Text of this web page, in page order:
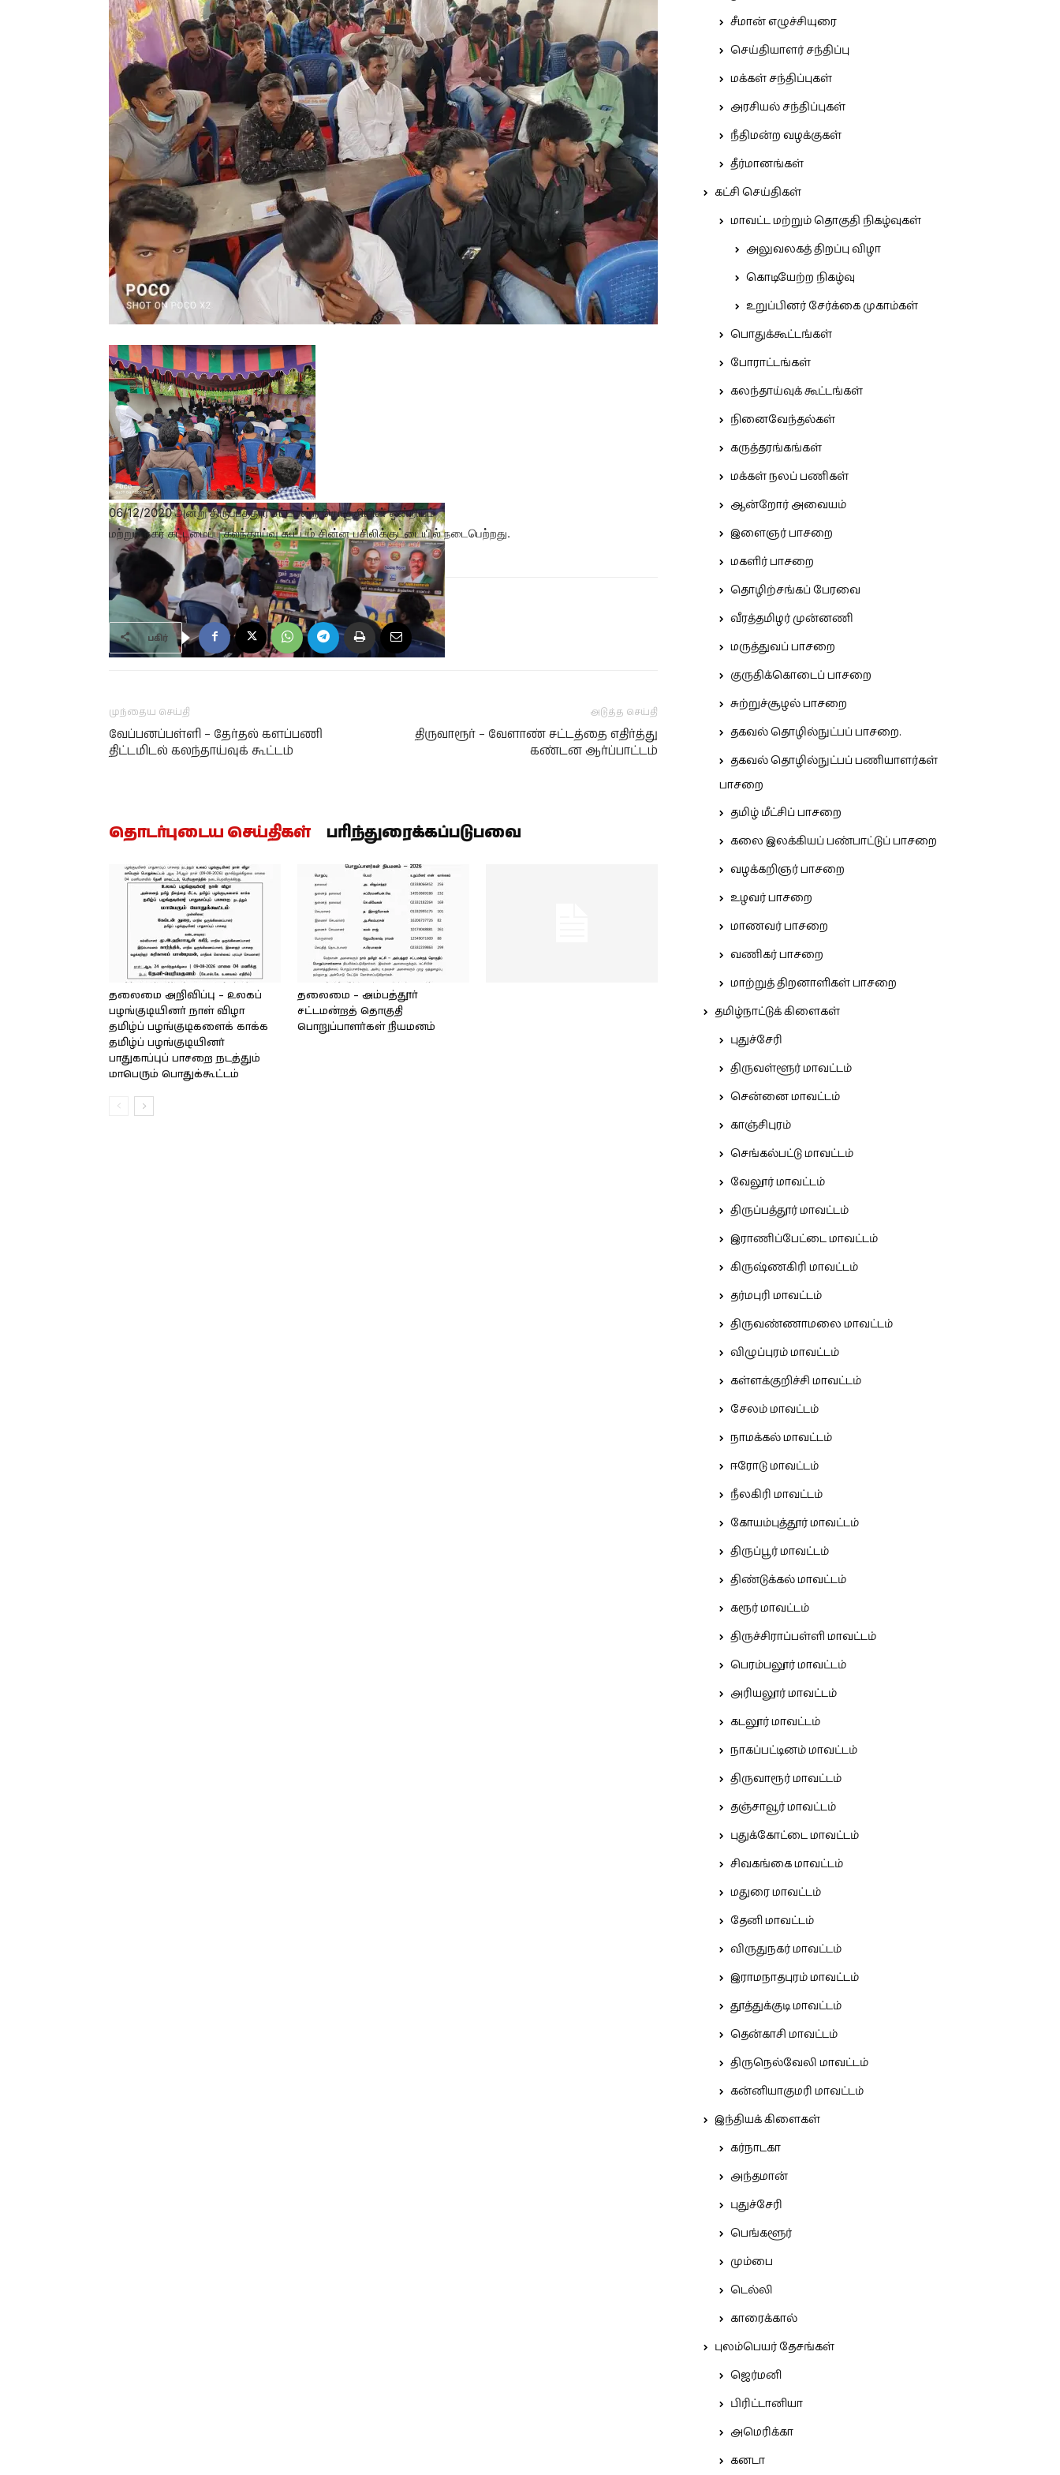
06/12/2020 அன்று திருப்பத்தூர் சட்டமன்ற தொகுதியின் ஒன்றியம்
மற்றும் நகர கட்டமைப்பு கலந்தாய்வு கூட்டம் சின்ன பசிலிக்குட்டையில் நடைபெற்றது.
பகிர்
முந்தைய செய்தி
வேப்பனப்பள்ளி – தேர்தல் களப்பணி
திட்டமிடல் கலந்தாய்வுக் கூட்டம்
அடுத்த செய்தி
திருவாரூர் – வேளாண் சட்டத்தை எதிர்த்து
கண்டன ஆர்ப்பாட்டம்
தொடர்புடைய செய்திகள் பரிந்துரைக்கப்படுபவை
தலைமை அறிவிப்பு – உலகப்
பழங்குடியினர் நாள் விழா
தமிழ்ப் பழங்குடிகளைக் காக்க
தமிழ்ப் பழங்குடியினர்
பாதுகாப்புப் பாசறை நடத்தும்
மாபெரும் பொதுக்கூட்டம்
தலைமை – அம்பத்தூர்
சட்டமன்றத் தொகுதி
பொறுப்பாளர்கள் நியமனம்
சீமான் எழுச்சியுரை
செய்தியாளர் சந்திப்பு
மக்கள் சந்திப்புகள்
அரசியல் சந்திப்புகள்
நீதிமன்ற வழக்குகள்
தீர்மானங்கள்
கட்சி செய்திகள்
மாவட்ட மற்றும் தொகுதி நிகழ்வுகள்
அலுவலகத் திறப்பு விழா
கொடியேற்ற நிகழ்வு
உறுப்பினர் சேர்க்கை முகாம்கள்
பொதுக்கூட்டங்கள்
போராட்டங்கள்
கலந்தாய்வுக் கூட்டங்கள்
நினைவேந்தல்கள்
கருத்தரங்கங்கள்
மக்கள் நலப் பணிகள்
ஆன்றோர் அவையம்
இளைஞர் பாசறை
மகளிர் பாசறை
தொழிற்சங்கப் பேரவை
வீரத்தமிழர் முன்னணி
மருத்துவப் பாசறை
குருதிக்கொடைப் பாசறை
சுற்றுச்சூழல் பாசறை
தகவல் தொழில்நுட்பப் பாசறை.
தகவல் தொழில்நுட்பப் பணியாளர்கள்
பாசறை
தமிழ் மீட்சிப் பாசறை
கலை இலக்கியப் பண்பாட்டுப் பாசறை
வழக்கறிஞர் பாசறை
உழவர் பாசறை
மாணவர் பாசறை
வணிகர் பாசறை
மாற்றுத் திறனாளிகள் பாசறை
தமிழ்நாட்டுக் கிளைகள்
புதுச்சேரி
திருவள்ளூர் மாவட்டம்
சென்னை மாவட்டம்
காஞ்சிபுரம்
செங்கல்பட்டு மாவட்டம்
வேலூர் மாவட்டம்
திருப்பத்தூர் மாவட்டம்
இராணிப்பேட்டை மாவட்டம்
கிருஷ்ணகிரி மாவட்டம்
தர்மபுரி மாவட்டம்
திருவண்ணாமலை மாவட்டம்
விழுப்புரம் மாவட்டம்
கள்ளக்குறிச்சி மாவட்டம்
சேலம் மாவட்டம்
நாமக்கல் மாவட்டம்
ஈரோடு மாவட்டம்
நீலகிரி மாவட்டம்
கோயம்புத்தூர் மாவட்டம்
திருப்பூர் மாவட்டம்
திண்டுக்கல் மாவட்டம்
கரூர் மாவட்டம்
திருச்சிராப்பள்ளி மாவட்டம்
பெரம்பலூர் மாவட்டம்
அரியலூர் மாவட்டம்
கடலூர் மாவட்டம்
நாகப்பட்டினம் மாவட்டம்
திருவாரூர் மாவட்டம்
தஞ்சாவூர் மாவட்டம்
புதுக்கோட்டை மாவட்டம்
சிவகங்கை மாவட்டம்
மதுரை மாவட்டம்
தேனி மாவட்டம்
விருதுநகர் மாவட்டம்
இராமநாதபுரம் மாவட்டம்
தூத்துக்குடி மாவட்டம்
தென்காசி மாவட்டம்
திருநெல்வேலி மாவட்டம்
கன்னியாகுமரி மாவட்டம்
இந்தியக் கிளைகள்
கர்நாடகா
அந்தமான்
புதுச்சேரி
பெங்களூர்
மும்பை
டெல்லி
காரைக்கால்
புலம்பெயர் தேசங்கள்
ஜெர்மனி
பிரிட்டானியா
அமெரிக்கா
கனடா